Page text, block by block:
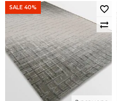
SALE 40%